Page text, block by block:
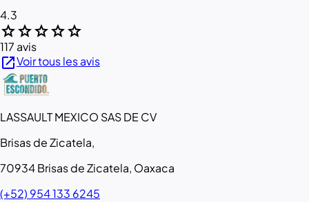
4.3
starstarstarstarstar
117 avis
open_in_newVoir tous les avis
LASSAULT MEXICO SAS DE CV
Brisas de Zicatela,
70934 Brisas de Zicatela, Oaxaca
(+52) 954 133 6245